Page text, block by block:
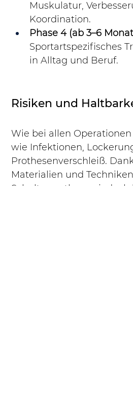
Muskulatur,
Koordination.
Phase 4 (ab 3–6
Sportartspezifisches
in Alltag und Beruf.
Risiken und
Wie bei allen
wie Infektionen,
Prothesenverschleiß.
Materialien und
Schulterprothesen